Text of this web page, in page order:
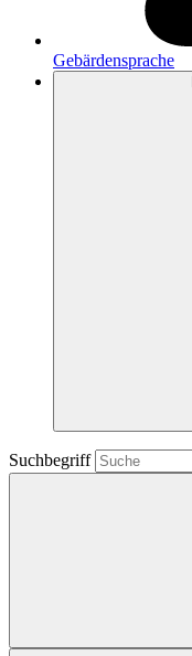
Gebärdensprache
Suchbegriff